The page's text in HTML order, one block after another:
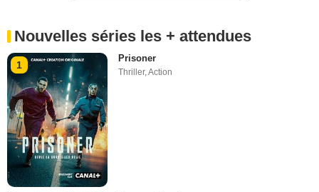
Nouvelles séries les + attendues
1
Prisoner
Thriller,Action